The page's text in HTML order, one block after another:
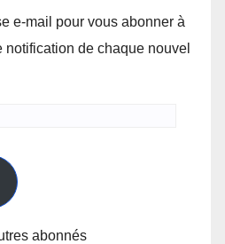
e-mail pour vous abonner à
de chaque nouvel
abonnés